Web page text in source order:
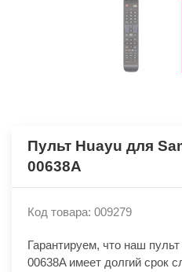
Пульт Huayu для
00638A
Код товара: 009279
Гарантируем, что наш
00638A имеет долгий срок